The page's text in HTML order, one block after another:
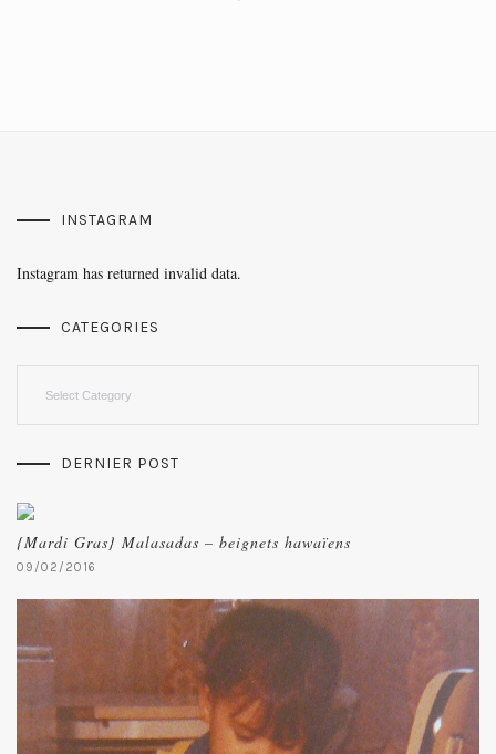
INSTAGRAM
Instagram has returned invalid data.
CATEGORIES
DERNIER POST
{Mardi Gras} Malasadas – beignets hawaïens
09/02/2016